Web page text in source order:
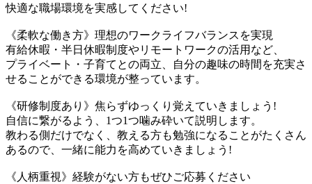
快適な職場環境を実感してください!
《柔軟な働き方》理想のワークライフバランスを実現
有給休暇・半日休暇制度やリモートワークの活用など、
プライベート・子育てとの両立、自分の趣味の時間を充実さ
せることができる環境が整っています。
《研修制度あり》焦らずゆっくり覚えていきましょう!
自信に繋がるよう、1つ1つ噛み砕いて説明します。
教わる側だけでなく、教える方も勉強になることがたくさん
あるので、一緒に能力を高めていきましょう!
《人柄重視》経験がない方もぜひご応募ください